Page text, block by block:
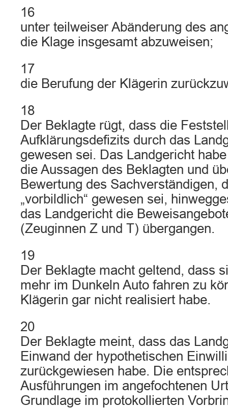
16
unter teilweiser Abänderung des
die Klage insgesamt abzuweisen;
17
die Berufung der Klägerin
18
Der Beklagte rügt, dass die
Aufklärungsdefizits durch das
gewesen sei. Das Landgericht
die Aussagen des Beklagten und
Bewertung des Sachverständigen,
„vorbildlich“ gewesen sei,
das Landgericht die
(Zeuginnen Z und T) übergangen.
19
Der Beklagte macht geltend, dass
mehr im Dunkeln Auto fahren zu
Klägerin gar nicht realisiert habe.
20
Der Beklagte meint, dass das
Einwand der hypothetischen
zurückgewiesen habe. Die
Ausführungen im angefochtenen
Grundlage im protokollierten